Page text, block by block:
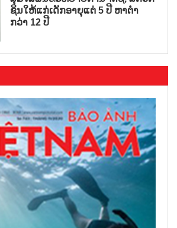
ຊິນໃຫ້ແກ່ເດັກອາຍຸແຕ່ 5 ປີ ຫາຕ່ຳ
ກວ່າ 12 ປີ